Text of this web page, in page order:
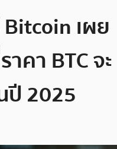
เผย
คา BTC จะ
ปี 2025